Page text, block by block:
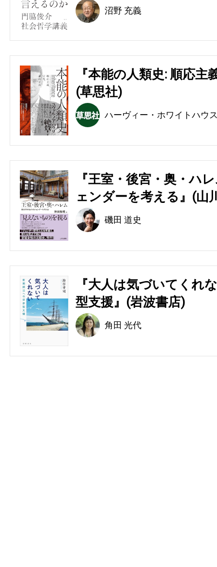
沼野 充義
『本能の人類史: 順応
(草思社)
ハーヴィー・ホワイトハウ
『王室・後宮・奥・ハ
ェンダーを考える』(山
磯田 道史
『大人は気づいてくれ
型支援』(岩波書店)
角田 光代